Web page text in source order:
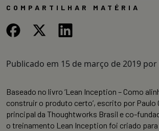
COMPARTILHAR MATÉRIA
Publicado em 15 de março de 2019 por
Baseado no livro ‘Lean Inception – Como
construir o produto certo’, escrito por Paulo
principal da Thoughtworks Brasil e co-
o treinamento Lean Inception foi criado